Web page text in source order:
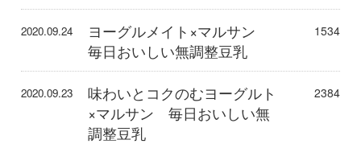
2020.09.24
ヨーグルメイト×マルサン
毎日おいしい無調整豆乳
1534
2020.09.23
味わいとコクのむヨーグルト
×マルサン 毎日おいしい無
調整豆乳
2384